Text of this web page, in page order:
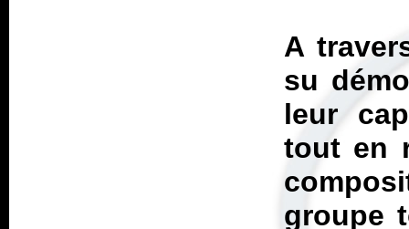
A
su
leur
tout en
groupe